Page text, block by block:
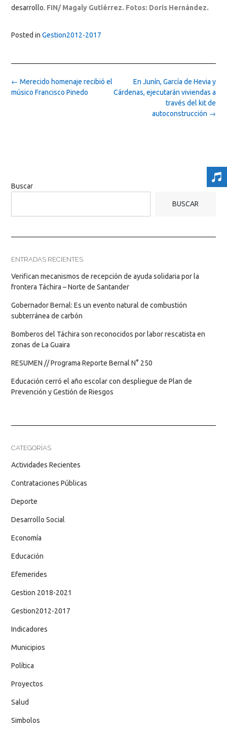
desarrollo. FIN/ Magaly Gutiérrez. Fotos: Doris Hernández.
Posted in Gestion2012-2017
Post
navigation
En Junín, García de Hevia y
Cárdenas, ejecutarán viviendas a
través del kit de
autoconstrucción →
← Merecido homenaje recibió el
músico Francisco Pinedo
Buscar
BUSCAR
ENTRADAS RECIENTES
Verifican mecanismos de recepción de ayuda solidaria por la
frontera Táchira – Norte de Santander
Gobernador Bernal: Es un evento natural de combustión
subterránea de carbón
Bomberos del Táchira son reconocidos por labor rescatista en
zonas de La Guaira
RESUMEN // Programa Reporte Bernal N° 250
Educación cerró el año escolar con despliegue de Plan de
Prevención y Gestión de Riesgos
CATEGORÍAS
Actividades Recientes
Contrataciones Públicas
Deporte
Desarrollo Social
Economía
Educación
Efemerides
Gestion 2018-2021
Gestion2012-2017
Indicadores
Municipios
Política
Proyectos
Salud
Simbolos